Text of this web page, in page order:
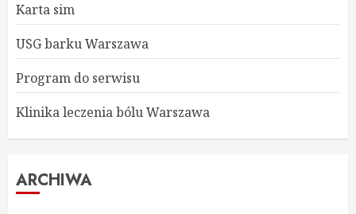
Karta sim
USG barku Warszawa
Program do serwisu
Klinika leczenia bólu Warszawa
ARCHIWA